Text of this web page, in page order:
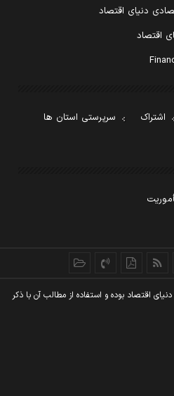
دنیای اقتصاد
اقتصاد
اشتراک
سرپرستی استان ها
اقتصاد بوده و استفاده از مطالب آن با ذکر